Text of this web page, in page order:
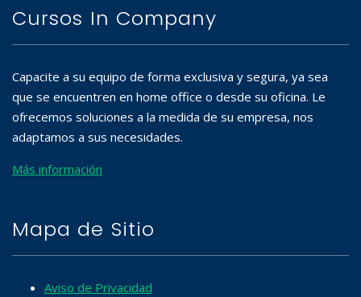
Cursos In Company
Capacite a su equipo de forma exclusiva y segura, ya sea
que se encuentren en home office o desde su oficina. Le
ofrecemos soluciones a la medida de su empresa, nos
adaptamos a sus necesidades.
Más información
Mapa de Sitio
Aviso de Privacidad